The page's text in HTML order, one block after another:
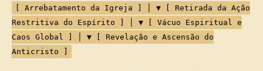
[ Arrebatamento da Igreja ] │ ▼ [ Retirada da Ação
Restritiva do Espírito ] │ ▼ [ Vácuo Espiritual e
Caos Global ] │ ▼ [ Revelação e Ascensão do
Anticristo ]